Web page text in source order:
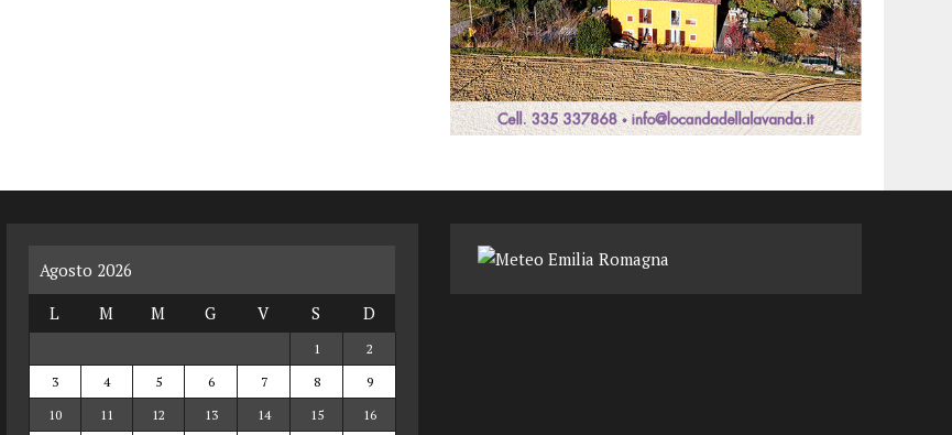
Agosto 2026
L
M M G V S D
1
2
3
4 5 6 7 8
9
10
11 12 13 14 15 16